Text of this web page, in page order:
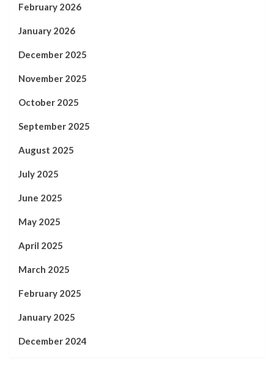
February 2026
January 2026
December 2025
November 2025
October 2025
September 2025
August 2025
July 2025
June 2025
May 2025
April 2025
March 2025
February 2025
January 2025
December 2024